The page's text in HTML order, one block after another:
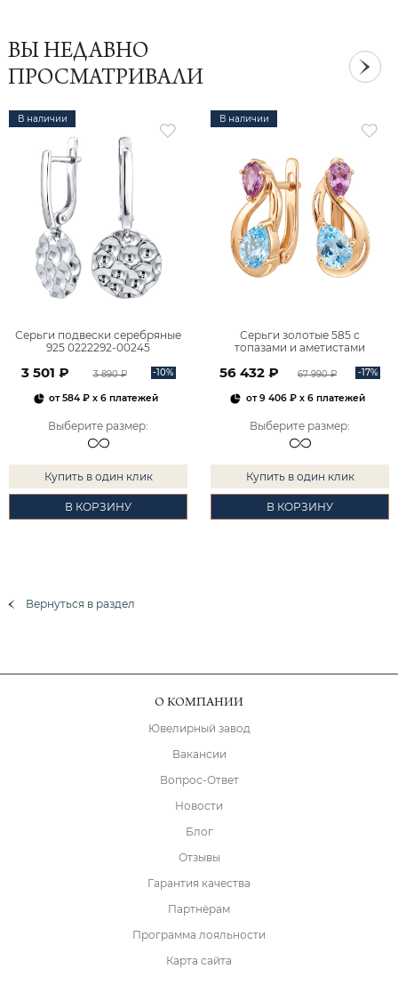
ВЫ НЕДАВНО
ПРОСМАТРИВАЛИ
В наличии
Серьги подвески серебряные
925 0222292-00245
3 501 ₽ 3 890 ₽ -10%
от584 ₽ x 6 платежей
Выберите размер:
Купить в один клик
В КОРЗИНУ
В наличии
Серьги золотые 585 с
топазами и аметистами
56 432 ₽ 67 990 ₽ -17%
от9 406 ₽x 6 платежей
Выберите размер:
Купить в один клик
В КОРЗИНУ
Вернуться в раздел
О КОМПАНИИ
Ювелирный завод
Вакансии
Вопрос-Ответ
Новости
Блог
Отзывы
Гарантия качества
Партнёрам
Программа лояльности
Карта сайта